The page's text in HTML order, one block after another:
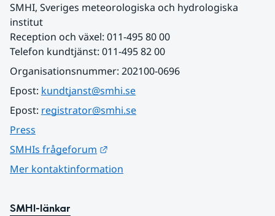
SMHI, Sveriges meteorologiska och hydrologiska
institut
Reception och växel: 011-495 80 00
Telefon kundtjänst: 011-495 82 00
Organisationsnummer: 202100-0696
Epost: kundtjanst@smhi.se
Epost: registrator@smhi.se
Press
SMHIs frågeforum
Mer kontaktinformation
SMHI-länkar